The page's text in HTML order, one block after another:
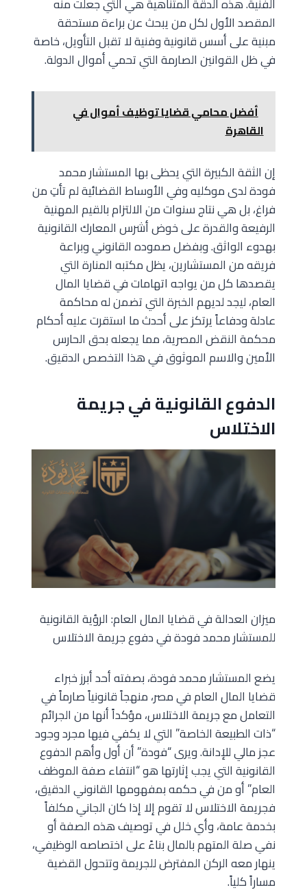
المقصد الأول لكل من يبحث عن براءة مستحقة
مبنية على أسس قانونية وفنية لا تقبل التأويل، خاصة
في ظل القوانين الصارمة التي تحمي أموال الدولة.
أفضل محامي قضايا توظيف أموال في
القاهرة
إن الثقة الكبيرة التي يحظى بها المستشار محمد
فودة لدى موكليه وفي الأوساط القضائية لم تأتِ من
فراغ، بل هي نتاج سنوات من الالتزام بالقيم المهنية
الرفيعة والقدرة على خوض أشرس المعارك القانونية
بهدوء الواثق. وبفضل صموده القانوني وبراعة
فريقه من المستشارين، يظل مكتبه المنارة التي
يقصدها كل من يواجه اتهامات في قضايا المال
العام، ليجد لديهم الخبرة التي تضمن له محاكمة
عادلة ودفاعاً يرتكز على أحدث ما استقرت عليه أحكام
محكمة النقض المصرية، مما يجعله بحق الحارس
الأمين والاسم الموثوق في هذا التخصص الدقيق.
الدفوع القانونية في جريمة
الاختلاس
ميزان العدالة في قضايا المال العام: الرؤية القانونية
للمستشار محمد فودة في دفوع جريمة الاختلاس
يضع المستشار محمد فودة، بصفته أحد أبرز خبراء
قضايا المال العام في مصر، منهجاً قانونياً صارماً في
التعامل مع جريمة الاختلاس، مؤكداً أنها من الجرائم
“ذات الطبيعة الخاصة” التي لا يكفي فيها مجرد وجود
عجز مالي للإدانة. ويرى “فودة” أن أول وأهم الدفوع
القانونية التي يجب إثارتها هو “انتفاء صفة الموظف
العام” أو من في حكمه بمفهومها القانوني الدقيق،
فجريمة الاختلاس لا تقوم إلا إذا كان الجاني مكلفاً
بخدمة عامة، وأي خلل في توصيف هذه الصفة أو
نفي صلة المتهم بالمال بناءً على اختصاصه الوظيفي،
ينهار معه الركن المفترض للجريمة وتتحول القضية
مساراً كلياً.